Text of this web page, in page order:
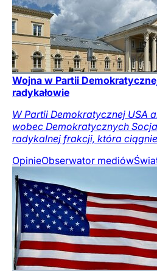
Wojna w Partii
radykałowie
W Partii Demokratycznej USA
wobec Demokratycznych
radykalnej frakcji, która
OpinieObserwator mediów